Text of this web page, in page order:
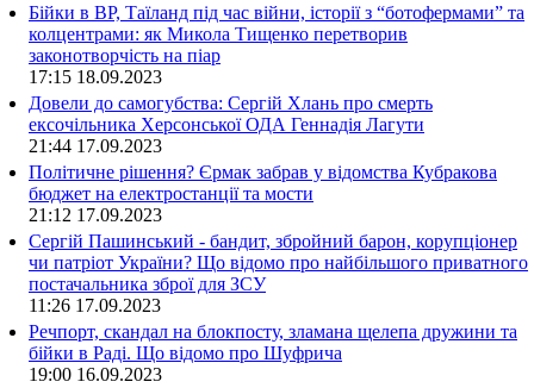
Бійки в ВР, Таїланд під час війни, історії з “ботофермами” та
колцентрами: як Микола Тищенко перетворив
законотворчість на піар
17:15 18.09.2023
Довели до самогубства: Сергій Хлань про смерть
ексочільника Херсонської ОДА Геннадія Лагути
21:44 17.09.2023
Політичне рішення? Єрмак забрав у відомства Кубракова
бюджет на електростанції та мости
21:12 17.09.2023
Сергій Пашинський - бандит, збройний барон, корупціонер
чи патріот України? Що відомо про найбільшого приватного
постачальника зброї для ЗСУ
11:26 17.09.2023
Речпорт, скандал на блокпосту, зламана щелепа дружини та
бійки в Раді. Що відомо про Шуфрича
19:00 16.09.2023